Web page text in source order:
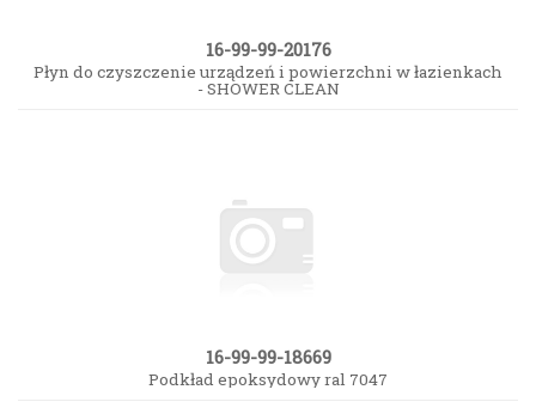
16-99-99-20176
Płyn do czyszczenie urządzeń i powierzchni w łazienkach
- SHOWER CLEAN
16-99-99-18669
Podkład epoksydowy ral 7047